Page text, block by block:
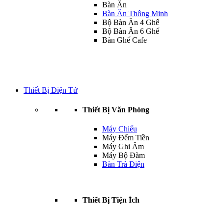
Bàn Ăn
Bàn Ăn Thông Minh
Bộ Bàn Ăn 4 Ghế
Bộ Bàn Ăn 6 Ghế
Bàn Ghế Cafe
Thiết Bị Điện Tử
Thiết Bị Văn Phòng
Máy Chiếu
Máy Đếm Tiền
Máy Ghi Âm
Máy Bộ Đàm
Bàn Trà Điện
Thiết Bị Tiện Ích